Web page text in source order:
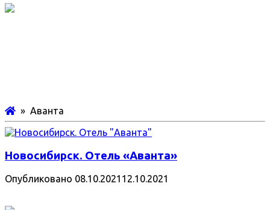
» Аванта
Новосибирск. Отель «Аванта»
Опубликовано 08.10.2021 12.10.2021